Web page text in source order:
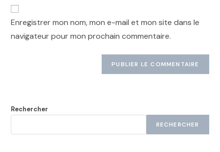
Enregistrer mon nom, mon e-mail et mon site dans le
navigateur pour mon prochain commentaire.
Rechercher
RECHERCHER